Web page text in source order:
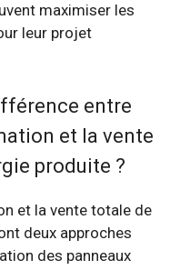
maximiser les
leur projet
entre
et la vente
produite ?
et la vente totale de
deux approches
des panneaux